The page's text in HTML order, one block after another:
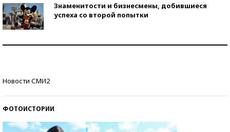
Знаменитости и бизнесмены, добившиеся
успеха со второй попытки
Новости СМИ2
ФОТОИСТОРИИ